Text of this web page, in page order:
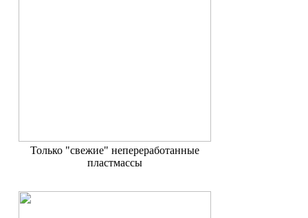
Только "свежие" непереработанные
пластмассы